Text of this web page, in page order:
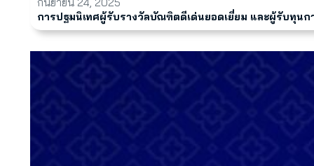
การปฐมนิเทศผู้รับรางวัลบัณฑิตดีเด่นยอดเยี่ยม และผู้รับทุน